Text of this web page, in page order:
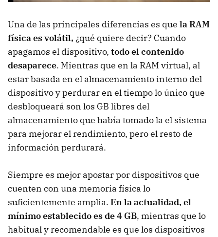
Una de las principales diferencias es que la RAM
física es volátil, ¿qué quiere decir? Cuando
apagamos el dispositivo, todo el contenido
desaparece. Mientras que en la RAM virtual, al
estar basada en el almacenamiento interno del
dispositivo y perdurar en el tiempo lo único que
desbloqueará son los GB libres del
almacenamiento que había tomado la el sistema
para mejorar el rendimiento, pero el resto de
información perdurará.
Siempre es mejor apostar por dispositivos que
cuenten con una memoria física lo
suficientemente amplia. En la actualidad, el
mínimo establecido es de 4 GB, mientras que lo
habitual y recomendable es que los dispositivos